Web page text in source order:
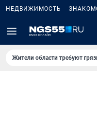
НЕДВИЖИМОСТЬ
Жители области требуют